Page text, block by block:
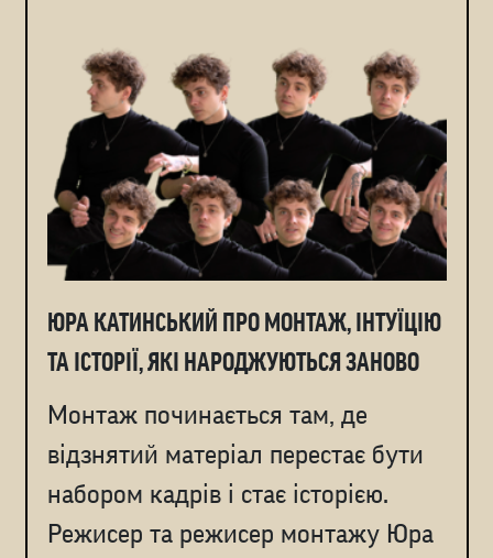
ЮРА КАТИНСЬКИЙ ПРО МОНТАЖ, ІНТУЇЦІЮ
ТА ІСТОРІЇ, ЯКІ НАРОДЖУЮТЬСЯ ЗАНОВО
Монтаж починається там, де
відзнятий матеріал перестає бути
набором кадрів і стає історією.
Режисер та режисер монтажу Юра